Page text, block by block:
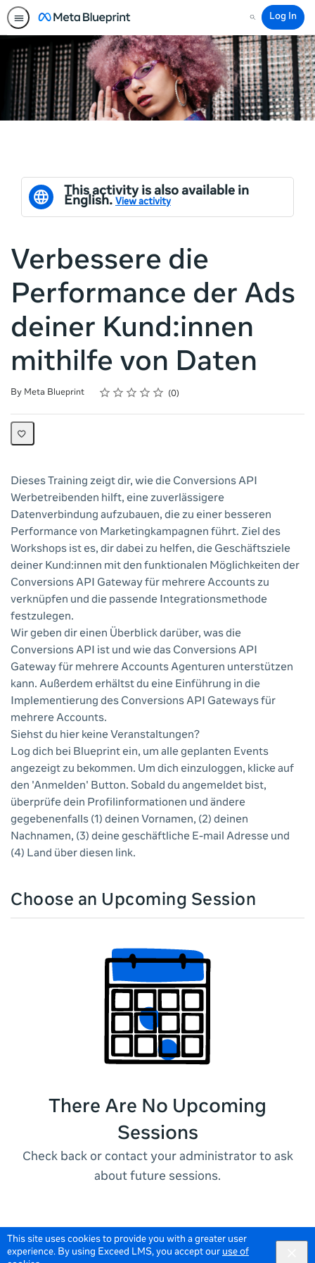
This site uses cookies to provide you with a greater user
experience. By using Exceed LMS, you accept our use of
Search
Log In
This activity is also available in
English. View activity
Verbessere die
Performance der Ads
deiner Kund:innen
mithilfe von Daten
By Meta Blueprint Rating
1 star
2 stars
3 stars
4 stars
5 stars
Average rating: 0 0
No reviews
Dieses Training zeigt dir, wie die Conversions API
Werbetreibenden hilft, eine zuverlässigere
Datenverbindung aufzubauen, die zu einer besseren
Performance von Marketingkampagnen führt. Ziel des
Workshops ist es, dir dabei zu helfen, die Geschäftsziele
deiner Kund:innen mit den funktionalen Möglichkeiten der
Conversions API Gateway für mehrere Accounts zu
verknüpfen und die passende Integrationsmethode
festzulegen.
Wir geben dir einen Überblick darüber, was die
Conversions API ist und wie das Conversions API
Gateway für mehrere Accounts Agenturen unterstützen
kann. Außerdem erhältst du eine Einführung in die
Implementierung des Conversions API Gateways für
mehrere Accounts.
Siehst du hier keine Veranstaltungen?
Log dich bei Blueprint ein, um alle geplanten Events
angezeigt zu bekommen. Um dich einzuloggen, klicke auf
den 'Anmelden' Button. Sobald du angemeldet bist,
überprüfe dein Profilinformationen und ändere
gegebenenfalls (1) deinen Vornamen, (2) deinen
Nachnamen, (3) deine geschäftliche E-mail Adresse und
(4) Land über diesen link.
Choose an Upcoming Session
There Are No Upcoming
Sessions
Check back or contact your administrator to ask
about future sessions.